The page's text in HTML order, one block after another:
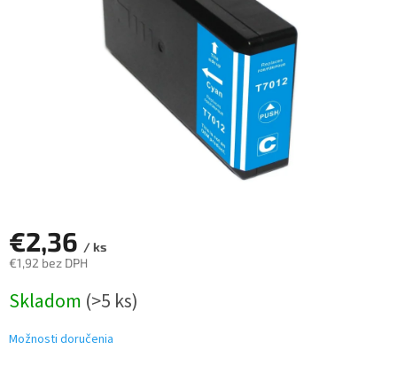
€2,36 / ks
€1,92 bez DPH
cena:
Skladom (>5 ks)
Možnosti doručenia